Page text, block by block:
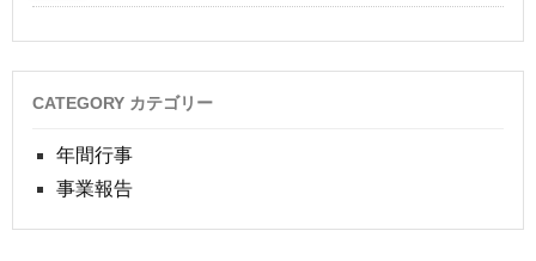
CATEGORY カテゴリー
年間行事
事業報告